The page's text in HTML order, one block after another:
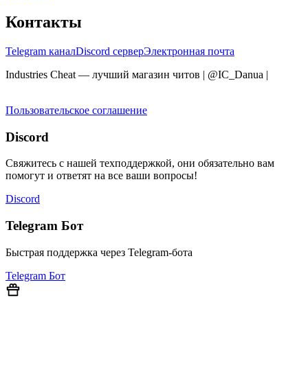
Контакты
Telegram каналDiscord серверЭлектронная почта
Industries Cheat — лучший магазин читов | @IC_Danua |
Пользовательское соглашение
Discord
Свяжитесь с нашей техподдержкой, они обязательно вам
помогут и ответят на все ваши вопросы!
Discord
Telegram Бот
Быстрая поддержка через Telegram-бота
Telegram Бот